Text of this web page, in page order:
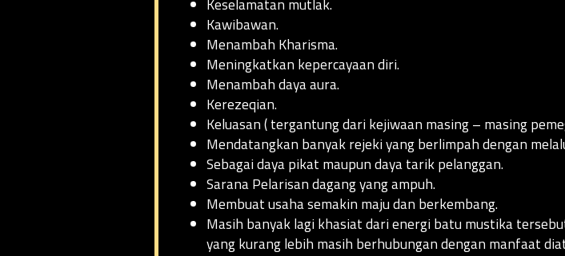
Keselamatan mutlak.
Kawibawan.
Menambah Kharisma.
Meningkatkan kepercayaan diri.
Menambah daya aura.
Kerezeqian.
Keluasan ( tergantung dari kejiwaan masing – masing
Mendatangkan banyak rejeki yang berlimpah dengan
Sebagai daya pikat maupun daya tarik pelanggan.
Sarana Pelarisan dagang yang ampuh.
Membuat usaha semakin maju dan berkembang.
Masih banyak lagi khasiat dari energi batu mustika
yang kurang lebih masih berhubungan dengan manfaat